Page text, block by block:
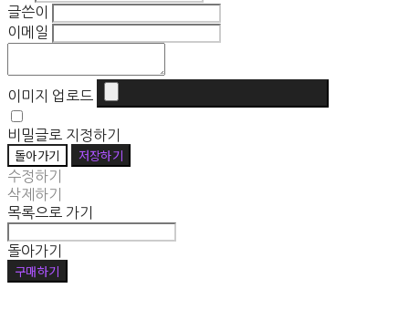
글쓴이
이메일
이미지 업로드
비밀글로 지정하기
돌아가기 저장하기
수정하기
삭제하기
목록으로 가기
돌아가기
구매하기